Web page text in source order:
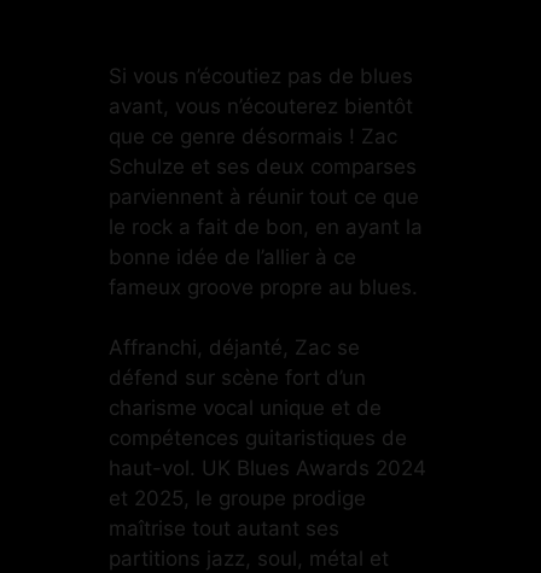
Si vous n’écoutiez pas de blues
avant, vous n’écouterez bientôt
que ce genre désormais ! Zac
Schulze et ses deux comparses
parviennent à réunir tout ce que
le rock a fait de bon, en ayant la
bonne idée de l’allier à ce
fameux groove propre au blues.
Affranchi, déjanté, Zac se
défend sur scène fort d’un
charisme vocal unique et de
compétences guitaristiques de
haut-vol. UK Blues Awards 2024
et 2025, le groupe prodige
maîtrise tout autant ses
partitions jazz, soul, métal et